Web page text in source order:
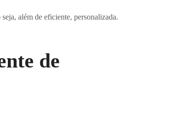
além de eficiente, personalizada.
de